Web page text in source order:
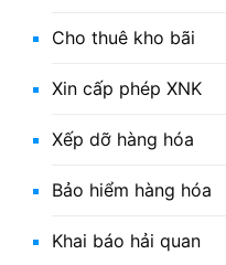
Cho thuê kho bãi
Xin cấp phép XNK
Xếp dỡ hàng hóa
Bảo hiểm hàng hóa
Khai báo hải quan